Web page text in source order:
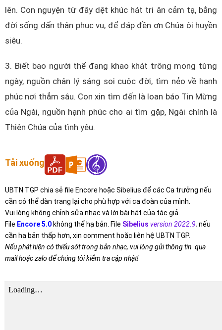
lên. Con nguyện từ đây dệt khúc hát tri ân cảm tạ, bằng
đời sống dấn thân phục vụ, để đáp đền ơn Chúa ôi huyền
siêu.
3. Biết bao người thế đang khao khát trông mong từng
ngày, nguồn chân lý sáng soi cuộc đời, tìm nẻo về hạnh
phúc nơi thẳm sâu. Con xin tìm đến là loan báo Tin Mừng
của Ngài, nguồn hạnh phúc cho ai tìm gặp, Ngài chính là
Thiên Chúa của tình yêu.
Tải xuống
UBTN TGP chia sẻ file Encore hoặc Sibelius để các Ca trưởng nếu
cần có thể dàn trang lại cho phù hợp với ca đoàn của mình.
Vui lòng không chỉnh sửa nhạc và lời bài hát của tác giả.
File Encore 5.0không thể hạ bản. File Sibelius version 2022.9, nếu
cần hạ bản thấp hơn, xin comment hoặc liên hệ UBTN TGP.
Nếu phát hiện có thiếu sót trong bản nhạc, vui lòng gửi thông tin qua
mail hoặc zalo để chúng tôi kiểm tra cập nhật!